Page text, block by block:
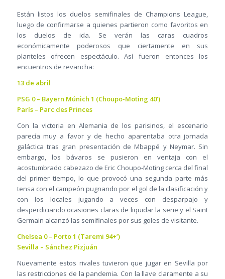
Están listos los duelos semifinales de Champions League,
luego de confirmarse a quienes partieron como favoritos en
los duelos de ida. Se verán las caras cuadros
económicamente poderosos que ciertamente en sus
planteles ofrecen espectáculo. Así fueron entonces los
encuentros de revancha:
13 de abril
PSG 0 – Bayern Múnich 1 (Choupo-Moting 40’)
París – Parc des Princes
Con la victoria en Alemania de los parisinos, el escenario
parecía muy a favor y de hecho aparentaba otra jornada
galáctica tras gran presentación de Mbappé y Neymar. Sin
embargo, los bávaros se pusieron en ventaja con el
acostumbrado cabezazo de Eric Choupo-Moting cerca del final
del primer tiempo, lo que provocó una segunda parte más
tensa con el campeón pugnando por el gol de la clasificación y
con los locales jugando a veces con desparpajo y
desperdiciando ocasiones claras de liquidar la serie y el Saint
Germain alcanzó las semifinales por sus goles de visitante.
Chelsea 0 – Porto 1 (Taremi 94+’)
Sevilla – Sánchez Pizjuán
Nuevamente estos rivales tuvieron que jugar en Sevilla por
las restricciones de la pandemia. Con la llave claramente a su